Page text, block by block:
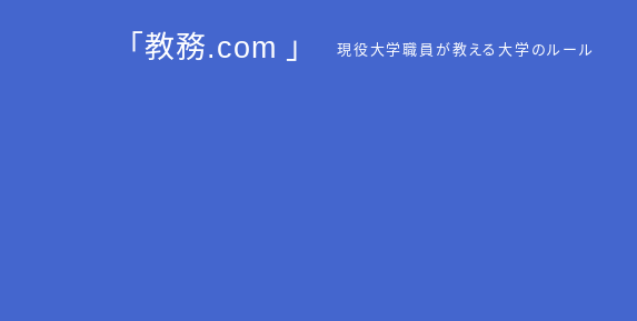
「教務.com 」 現役大学職員が教える大学のルール